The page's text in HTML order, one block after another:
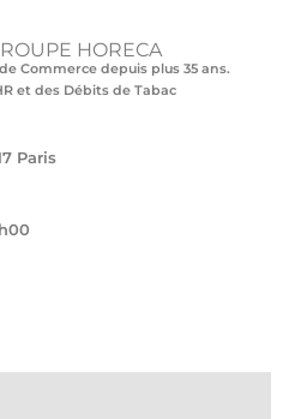
Commerce depuis plus 35 ans.
et des Débits de Tabac
Paris